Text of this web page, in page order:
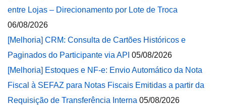
entre Lojas – Direcionamento por Lote de Troca
06/08/2026
[Melhoria] CRM: Consulta de Cartões Históricos e
Paginados do Participante via API 05/08/2026
[Melhoria] Estoques e NF-e: Envio Automático da Nota
Fiscal à SEFAZ para Notas Fiscais Emitidas a partir da
Requisição de Transferência Interna 05/08/2026